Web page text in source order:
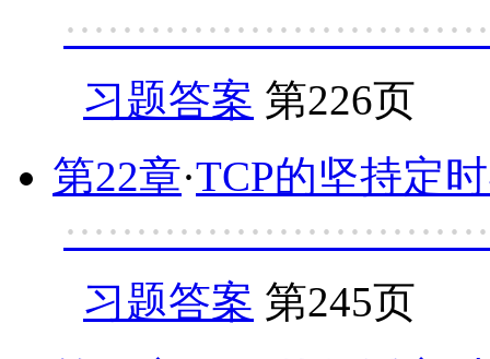
习题答案 第226页
第22章·TCP的坚持定
习题答案 第245页